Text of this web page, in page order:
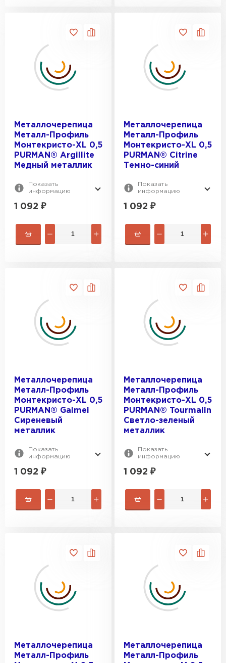
Металлочерепица
Металл-Профиль
Монтекристо-XL 0,5
PURMAN® Argillite
Медный металлик
Показать
информацию
1 092 ₽
Металлочерепица
Металл-Профиль
Монтекристо-XL 0,5
PURMAN® Citrine
Темно-синий
Показать
информацию
1 092 ₽
Металлочерепица
Металл-Профиль
Монтекристо-XL 0,5
PURMAN® Galmei
Сиреневый
металлик
Показать
информацию
1 092 ₽
Металлочерепица
Металл-Профиль
Монтекристо-XL 0,5
PURMAN® Tourmalin
Светло-зеленый
металлик
Показать
информацию
1 092 ₽
Металлочерепица
Металл-Профиль
Металлочерепица
Металл-Профиль